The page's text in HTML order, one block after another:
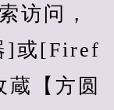
访问，
]或[Firef
【方圆